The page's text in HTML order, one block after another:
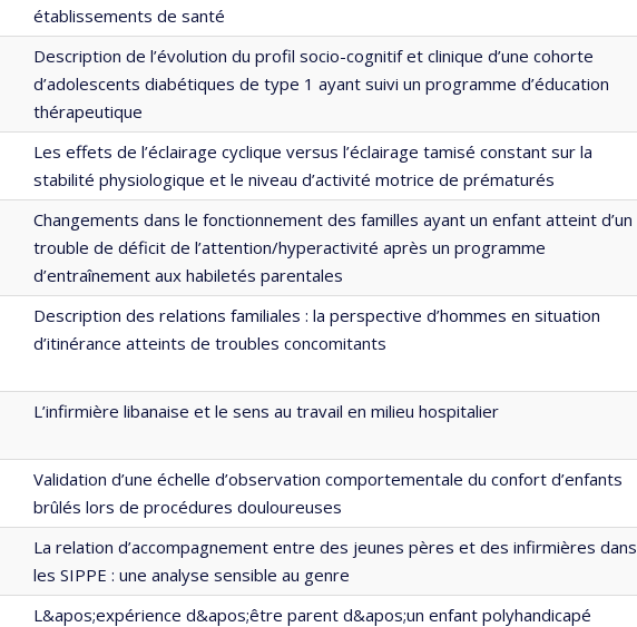
établissements de santé
Description de l’évolution du profil socio-cognitif et clinique d’une cohorte
d’adolescents diabétiques de type 1 ayant suivi un programme d’éducation
thérapeutique
Les effets de l’éclairage cyclique versus l’éclairage tamisé constant sur la
stabilité physiologique et le niveau d’activité motrice de prématurés
Changements dans le fonctionnement des familles ayant un enfant atteint d’un
trouble de déficit de l’attention/hyperactivité après un programme
d’entraînement aux habiletés parentales
Description des relations familiales : la perspective d’hommes en situation
d’itinérance atteints de troubles concomitants
L’infirmière libanaise et le sens au travail en milieu hospitalier
Validation d’une échelle d’observation comportementale du confort d’enfants
brûlés lors de procédures douloureuses
La relation d’accompagnement entre des jeunes pères et des infirmières dans
les SIPPE : une analyse sensible au genre
L&apos;expérience d&apos;être parent d&apos;un enfant polyhandicapé